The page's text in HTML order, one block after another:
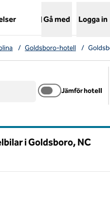
Gå med Logga in
/ Goldsboro-hotell /
Jämför hotell
i Goldsboro, NC